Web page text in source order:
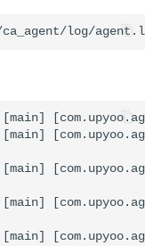
[main]
[main]